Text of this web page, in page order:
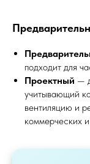
подходит для
Проектный —
учитывающий
вентиляцию и
коммерческих